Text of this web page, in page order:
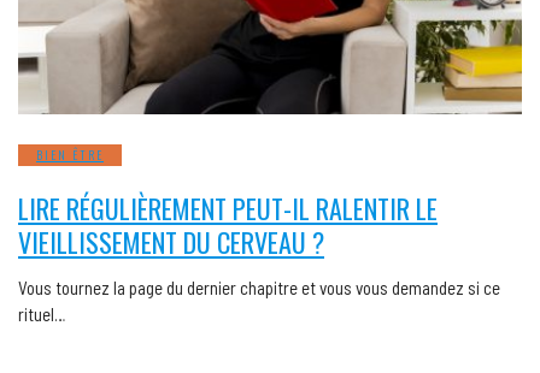
BIEN ÊTRE
LIRE RÉGULIÈREMENT PEUT-IL RALENTIR LE
VIEILLISSEMENT DU CERVEAU ?
Vous tournez la page du dernier chapitre et vous vous demandez si ce
rituel…